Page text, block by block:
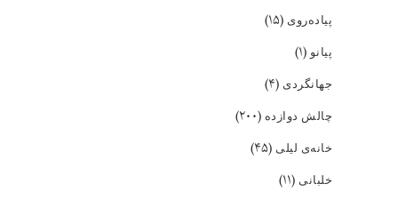
پیاده‌روی (۱۵)
پیانو(۱)
جهانگردی (۴)
چالش دوازده (۲۰۰)
خانه‌ی لیلی (۴۵)
خلبانی (۱۱)